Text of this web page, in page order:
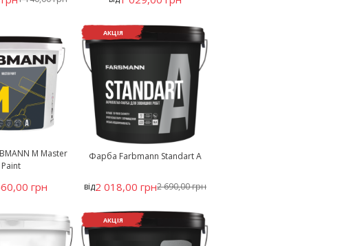
M Master
Paint
грн
АКЦІЯ
Фарба Farbmann Standart A
від2 018,00 грн2 690,00 грн
АКЦІЯ